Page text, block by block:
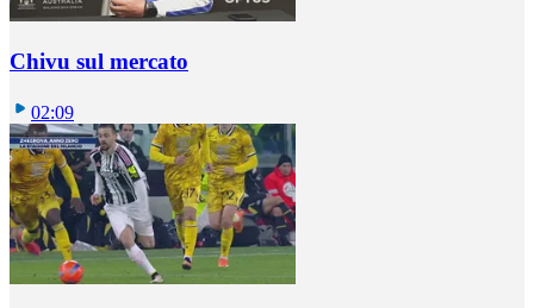
Chivu sul mercato
02:09